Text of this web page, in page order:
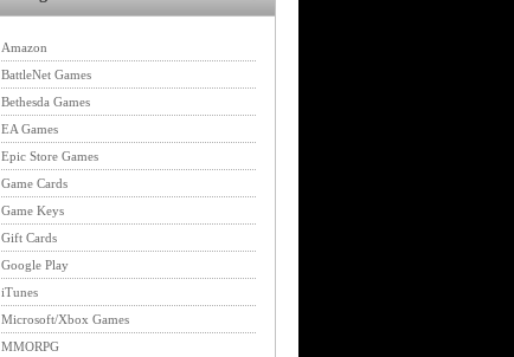
Amazon
BattleNet Games
Bethesda Games
EA Games
Epic Store Games
Game Cards
Game Keys
Gift Cards
Google Play
iTunes
Microsoft/Xbox Games
MMORPG